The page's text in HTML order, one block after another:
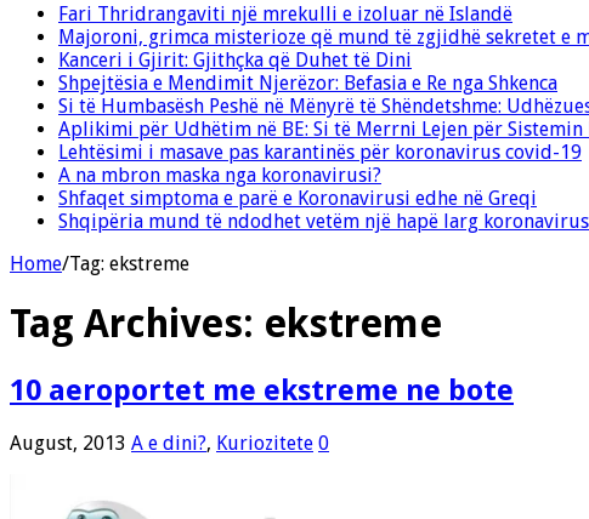
Fari Thridrangaviti një mrekulli e izoluar në Islandë
Majoroni, grimca misterioze që mund të zgjidhë sekretet e
Kanceri i Gjirit: Gjithçka që Duhet të Dini
Shpejtësia e Mendimit Njerëzor: Befasia e Re nga Shkenca
Si të Humbasësh Peshë në Mënyrë të Shëndetshme:
Aplikimi për Udhëtim në BE: Si të Merrni Lejen për Sistemin
Lehtësimi i masave pas karantinës për koronavirus covid-19
A na mbron maska nga koronavirusi?
Shfaqet simptoma e parë e Koronavirusi edhe në Greqi
Shqipëria mund të ndodhet vetëm një hapë larg
Home/Tag: ekstreme
Tag Archives: ekstreme
10 aeroportet me ekstreme ne bote
August, 2013 A e dini?, Kuriozitete 0